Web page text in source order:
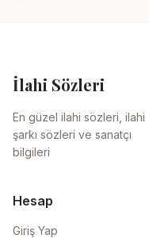
İlahi Sözleri
En güzel ilahi sözleri, ilahi
şarkı sözleri ve sanatçı
bilgileri
Hesap
Giriş Yap